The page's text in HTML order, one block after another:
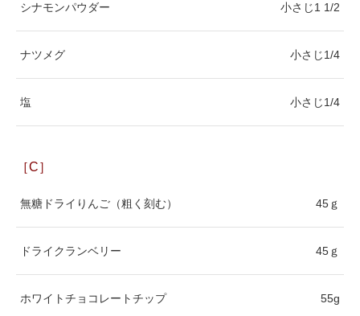
シナモンパウダー 小さじ1 1/2
ナツメグ 小さじ1/4
塩 小さじ1/4
［C］
無糖ドライりんご（粗く刻む） 45ｇ
ドライクランベリー 45ｇ
ホワイトチョコレートチップ 55g